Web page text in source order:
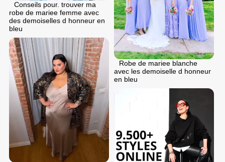
Conseils pour. trouver ma
robe de mariee femme avec
des demoiselles d honneur en
bleu
Robe de mariee blanche
avec les demoiselle d honneur
en bleu